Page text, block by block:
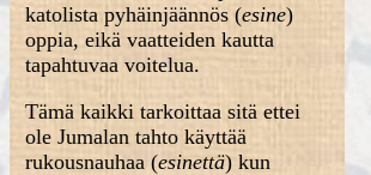
katolista pyhäinjäännös (esine)
oppia, eikä vaatteiden kautta
tapahtuvaa voitelua.
Tämä kaikki tarkoittaa sitä ettei
ole Jumalan tahto käyttää
rukousnauhaa (esinettä) kun